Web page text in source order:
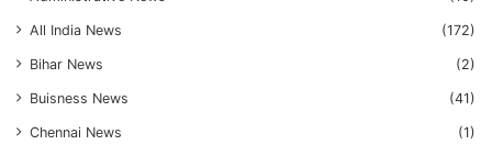
All India News (172)
Bihar News (2)
Buisness News (41)
Chennai News (1)